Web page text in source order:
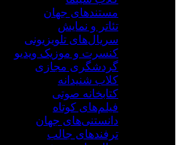
مستندهای جهان
تئاتر و نمایش
سریال‌های تلویزیونی
کنسرت و موزیک ویدیو
گردشگری مجازی
کلاب شنیدانه
کتابخانه صوتی
فیلم‌های کوتاه
دانستنی‌های جهان
ترفندهای جالب